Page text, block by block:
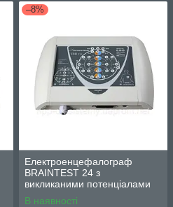
–8%
Електроенцефалограф
BRAINTEST 24 з
викликаними потенціалами
В наявності